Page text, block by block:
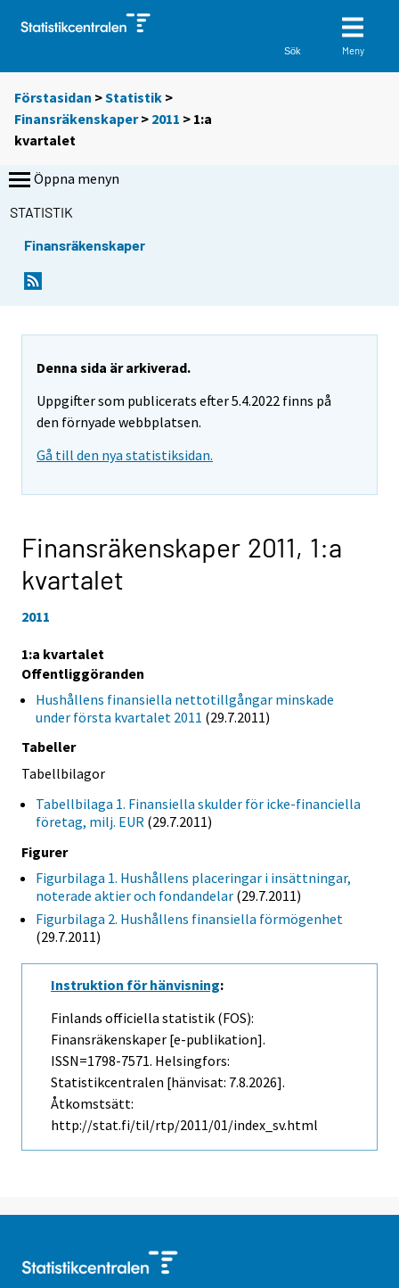
Sök Meny
Förstasidan >Statistik >
Finansräkenskaper> 2011 > 1:a
kvartalet
Öppna menyn
STATISTIK
Finansräkenskaper
Denna sida är arkiverad.
Uppgifter som publicerats efter 5.4.2022 finns på
den förnyade webbplatsen.
Gå till den nya statistiksidan.
Finansräkenskaper 2011, 1:a
kvartalet
2011
1:a kvartalet
Offentliggöranden
Hushållens finansiella nettotillgångar minskade
under första kvartalet 2011 (29.7.2011)
Tabeller
Tabellbilagor
Tabellbilaga 1. Finansiella skulder för icke-financiella
företag, milj. EUR (29.7.2011)
Figurer
Figurbilaga 1. Hushållens placeringar i insättningar,
noterade aktier och fondandelar (29.7.2011)
Figurbilaga 2. Hushållens finansiella förmögenhet
(29.7.2011)
Instruktion för hänvisning:
Finlands officiella statistik (FOS):
Finansräkenskaper [e-publikation].
ISSN=1798-7571. Helsingfors:
Statistikcentralen [hänvisat: 7.8.2026].
Åtkomstsätt:
http://stat.fi/til/rtp/2011/01/index_sv.html